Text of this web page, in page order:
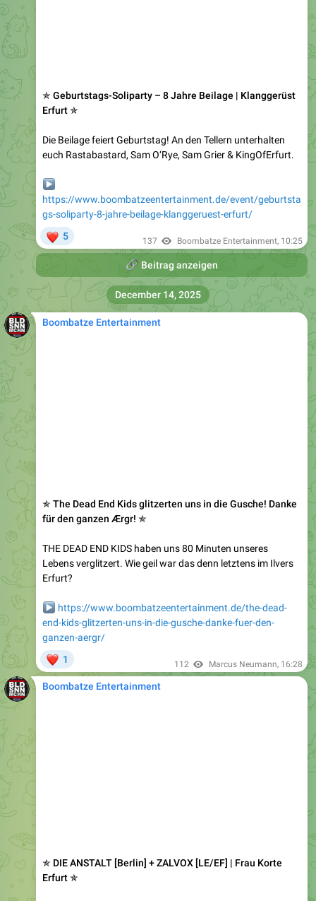
✯ Geburtstags-Soliparty – 8 Jahre Beilage | Klanggerüst
Erfurt ✯
Die Beilage feiert Geburtstag! An den Tellern unterhalten
euch Rastabastard, Sam O‘Rye, Sam Grier & KingOfErfurt.
https://www.boombatzeentertainment.de/event/geburtsta
gs-soliparty-8-jahre-beilage-klanggeruest-erfurt/
5 137 Boombatze Entertainment, 10:25
🔗Beitrag anzeigen
Boombatze Entertainment
✯ The Dead End Kids glitzerten uns in die Gusche! Danke
für den ganzen Ærgr! ✯
THE DEAD END KIDS haben uns 80 Minuten unseres
Lebens verglitzert. Wie geil war das denn letztens im Ilvers
Erfurt?
https://www.boombatzeentertainment.de/the-dead-
end-kids-glitzerten-uns-in-die-gusche-danke-fuer-den-
ganzen-aergr/
1 112 Marcus Neumann, 16:28
December 14, 2025
Boombatze Entertainment
✯ DIE ANSTALT [Berlin] + ZALVOX [LE/EF] | Frau Korte
Erfurt ✯